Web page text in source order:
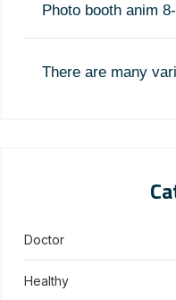
Photo booth anim
There are many
Doctor
Healthy